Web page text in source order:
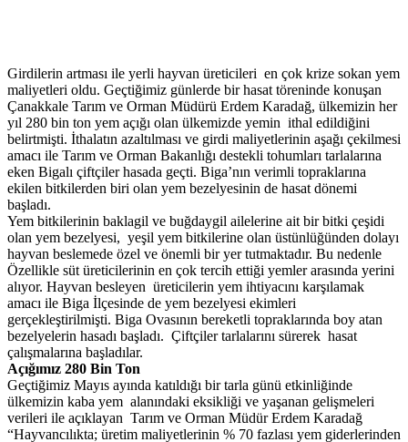
Girdilerin artması ile yerli hayvan üreticileri en çok krize sokan yem
maliyetleri oldu. Geçtiğimiz günlerde bir hasat töreninde konuşan
Çanakkale Tarım ve Orman Müdürü Erdem Karadağ, ülkemizin her
yıl 280 bin ton yem açığı olan ülkemizde yemin ithal edildiğini
belirtmişti. İthalatın azaltılması ve girdi maliyetlerinin aşağı çekilmesi
amacı ile Tarım ve Orman Bakanlığı destekli tohumları tarlalarına
eken Bigalı çiftçiler hasada geçti. Biga’nın verimli topraklarına
ekilen bitkilerden biri olan yem bezelyesinin de hasat dönemi
başladı.
Yem bitkilerinin baklagil ve buğdaygil ailelerine ait bir bitki çeşidi
olan yem bezelyesi, yeşil yem bitkilerine olan üstünlüğünden dolayı
hayvan beslemede özel ve önemli bir yer tutmaktadır. Bu nedenle
Özellikle süt üreticilerinin en çok tercih ettiği yemler arasında yerini
alıyor. Hayvan besleyen üreticilerin yem ihtiyacını karşılamak
amacı ile Biga İlçesinde de yem bezelyesi ekimleri
gerçekleştirilmişti. Biga Ovasının bereketli topraklarında boy atan
bezelyelerin hasadı başladı. Çiftçiler tarlalarını sürerek hasat
çalışmalarına başladılar.
Açığımız 280 Bin Ton
Geçtiğimiz Mayıs ayında katıldığı bir tarla günü etkinliğinde
ülkemizin kaba yem alanındaki eksikliği ve yaşanan gelişmeleri
verileri ile açıklayan Tarım ve Orman Müdür Erdem Karadağ
“Hayvancılıkta; üretim maliyetlerinin % 70 fazlası yem giderlerinden